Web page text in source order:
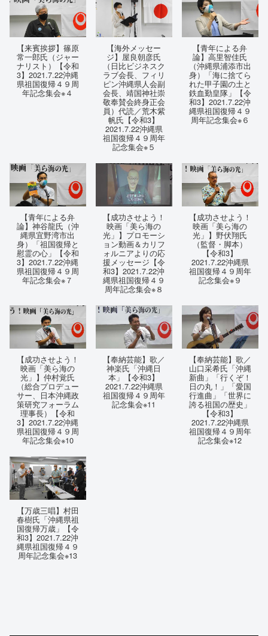
【来賓挨拶】篠原
常一郎氏（ジャー
ナリスト）【令和
3】2021.7.22沖縄
県祖国復帰４９周
年記念集会※４
【海外メッセー
ジ】屋良朝彦氏
（日比ビジネスク
ラブ会長、フィリ
ピン沖縄県人会副
会長、靖国神社崇
敬奉賛会終身正会
員）代読／荒木紫
帆氏【令和3】
2021.7.22沖縄県
祖国復帰４９周年
記念集会※５
【青年による弁
論】高里智佳氏
（沖縄県浦添市出
身）「海に捨てら
れた甲子園の土と
鉄血勤皇隊」【令
和3】2021.7.22沖
縄県祖国復帰４９
周年記念集会※６
【青年による弁
論】神谷龍氏（沖
縄県宜野湾市出
身）「祖国復帰と
慰霊の心」【令和
3】2021.7.22沖縄
県祖国復帰４９周
年記念集会※７
【成功させよう！
映画「美ら海の
光」】プロモーシ
ョン動画＆カリフ
ォルニアよりの応
援メッセージ【令
和3】2021.7.22沖
縄県祖国復帰４９
周年記念集会※８
【成功させよう！
映画「美ら海の
光」】野伏翔氏
（監督・脚本）
【令和3】
2021.7.22沖縄県
祖国復帰４９周年
記念集会※９
【成功させよう！
映画「美ら海の
光」】仲村覚氏
（総合プロデュー
サー、日本沖縄政
策研究フォーラム
理事長）【令和
3】2021.7.22沖縄
県祖国復帰４９周
年記念集会※10
【奉納芸能】歌／
神楽氏「沖縄日
本」【令和3】
2021.7.22沖縄県
祖国復帰４９周年
記念集会※11
【奉納芸能】歌／
山口采希氏「沖縄
新曲」「行くぞ！
日の丸！」「愛国
行進曲」「世界に
誇る祖国の歴史」
【令和3】
2021.7.22沖縄県
祖国復帰４９周年
記念集会※12
【万歳三唱】村田
春樹氏「沖縄県祖
国復帰万歳」【令
和3】2021.7.22沖
縄県祖国復帰４９
周年記念集会※13